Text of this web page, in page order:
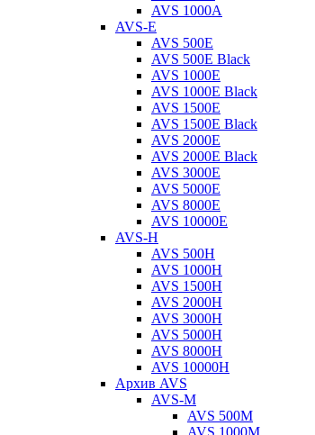
AVS 1000A
AVS-E
AVS 500E
AVS 500E Black
AVS 1000E
AVS 1000E Black
AVS 1500E
AVS 1500E Black
AVS 2000E
AVS 2000E Black
AVS 3000E
AVS 5000E
AVS 8000E
AVS 10000E
AVS-H
AVS 500H
AVS 1000H
AVS 1500H
AVS 2000H
AVS 3000H
AVS 5000H
AVS 8000H
AVS 10000H
Архив AVS
AVS-M
AVS 500M
AVS 1000M